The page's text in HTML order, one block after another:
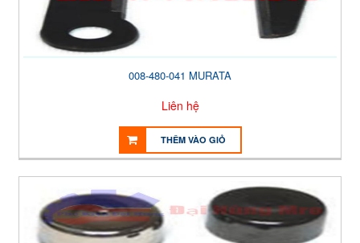
008-480-041 MURATA
Liên hệ
THÊM VÀO GIỎ